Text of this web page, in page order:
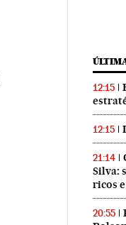
12:15
12:15
21:14
Silva:
ricos
20:55